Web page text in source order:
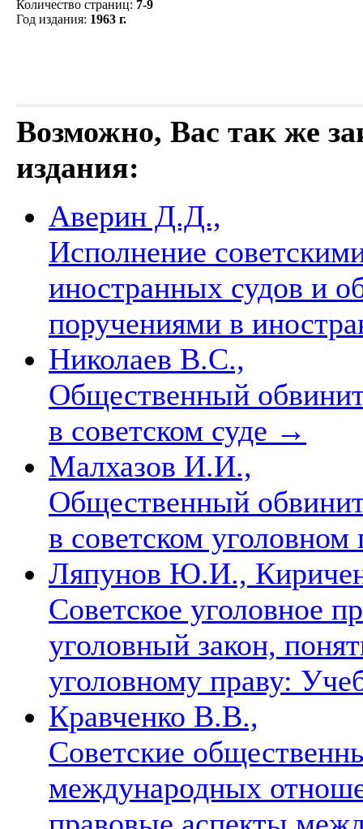
Количество страниц: 7-9
Год издания: 1963 г.
Возможно, Вас так же
издания:
Аверин Д.Д.,
Исполнение
иностранных судов и
поручениями в
Николаев В.С.,
Общественный
в советском суде →
Малхазов И.И.,
Общественный
в советском
Ляпунов Ю.И.,
Советское уголовное
уголовный закон,
уголовному праву:
Кравченко В.В.,
Советские
международных